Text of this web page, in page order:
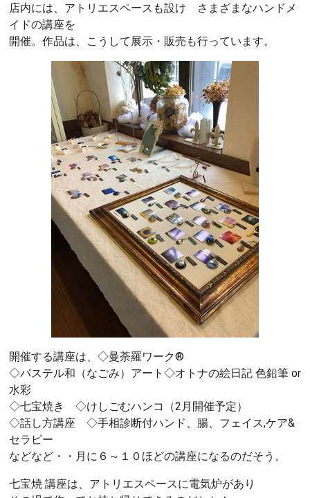
店内には、アトリエスペースも設け さまざまなハンドメ
イドの講座を
開催。作品は、こうして展示・販売も行っています。
開催する講座は、◇曼荼羅ワーク®
◇パステル和（なごみ）アート◇オトナの絵日記 色鉛筆 or
水彩
◇七宝焼き ◇けしごむハンコ（2月開催予定）
◇話し方講座 ◇手相診断付ハンド、腸、フェイス,ケア&
セラピー
などなど・・月に６～１０ほどの講座になるのだそう。
七宝焼 講座は、アトリエスペースに電気炉があり